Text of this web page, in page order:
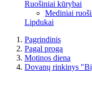
Ruošiniai kūrybai
Mediniai
Lipdukai
Pagrindinis
Pagal progą
Motinos diena
Dovanų rinkinys